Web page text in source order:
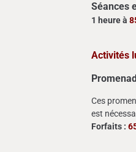
Séances
1 heure à
Activités
Ces
est
Forfaits :